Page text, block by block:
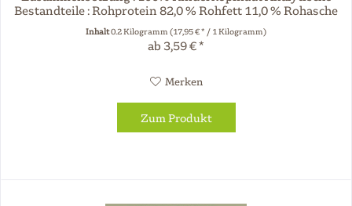
Bestandteile : Rohprotein 82,0 % Rohfett 11,0 % Rohasche
Inhalt0.2 Kilogramm(17,95 € * / 1 Kilogramm)
ab 3,59 € *
Merken
Zum Produkt